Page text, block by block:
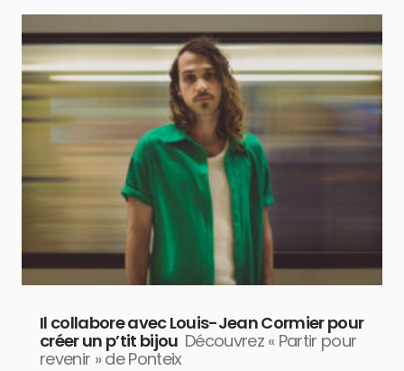
Il collabore avec Louis-Jean Cormier pour
créer un p’tit bijou Découvrez « Partir pour
revenir » de Ponteix